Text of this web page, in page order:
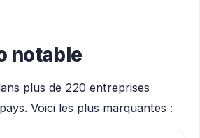
notable
plus de 220 entreprises
Voici les plus marquantes :